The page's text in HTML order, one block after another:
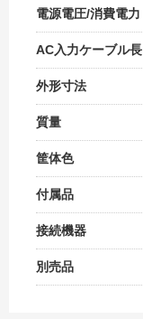
電源電圧/消費電力
AC入力ケーブル長
外形寸法
質量
筐体色
付属品
接続機器
別売品